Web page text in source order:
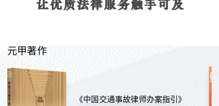
元甲著作
《中国交通事故律师办案指引》